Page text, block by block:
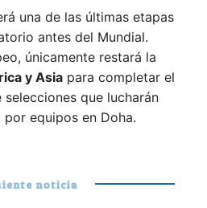
una de las últimas etapas
antes del Mundial.
únicamente restará la
y Asia para completar el
que lucharán
equipos en Doha.
noticia